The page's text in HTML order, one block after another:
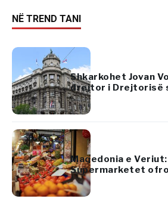
NË TREND TANI
Shkarkohet Jovan
drejtor i Drejtorisë
Republikës së
Maqedonia e Veriut:
Supermarketet
perime më lirë se
tradicionale